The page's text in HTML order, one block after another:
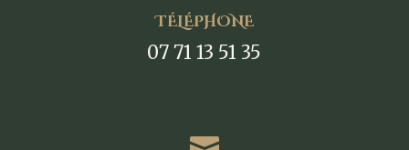
TÉLÉPHONE
07 71 13 51 35